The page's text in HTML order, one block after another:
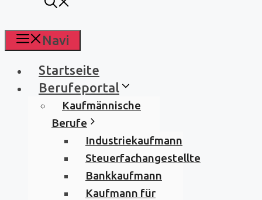
Navi
Startseite
Berufeportal
Kaufmännische
Berufe
Industriekaufmann
Steuerfachangestellte
Bankkaufmann
Kaufmann für